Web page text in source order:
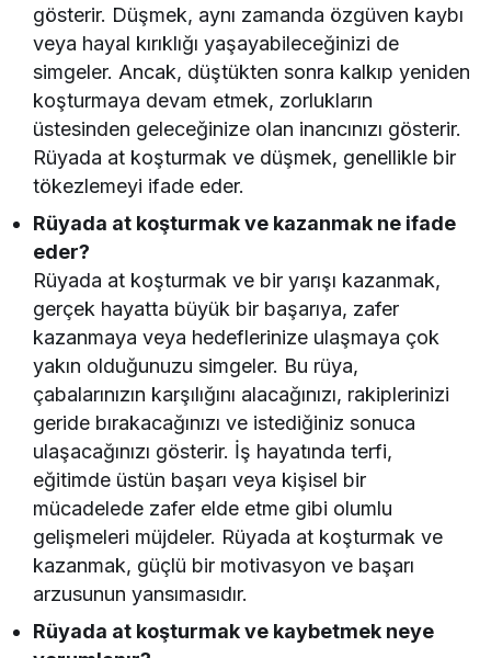
gösterir. Düşmek, aynı zamanda özgüven kaybı
veya hayal kırıklığı yaşayabileceğinizi de
simgeler. Ancak, düştükten sonra kalkıp yeniden
koşturmaya devam etmek, zorlukların
üstesinden geleceğinize olan inancınızı gösterir.
Rüyada at koşturmak ve düşmek, genellikle bir
tökezlemeyi ifade eder.
Rüyada at koşturmak ve kazanmak ne ifade
eder?
Rüyada at koşturmak ve bir yarışı kazanmak,
gerçek hayatta büyük bir başarıya, zafer
kazanmaya veya hedeflerinize ulaşmaya çok
yakın olduğunuzu simgeler. Bu rüya,
çabalarınızın karşılığını alacağınızı, rakiplerinizi
geride bırakacağınızı ve istediğiniz sonuca
ulaşacağınızı gösterir. İş hayatında terfi,
eğitimde üstün başarı veya kişisel bir
mücadelede zafer elde etme gibi olumlu
gelişmeleri müjdeler. Rüyada at koşturmak ve
kazanmak, güçlü bir motivasyon ve başarı
arzusunun yansımasıdır.
Rüyada at koşturmak ve kaybetmek neye